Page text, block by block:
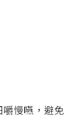
慢嚥，避免